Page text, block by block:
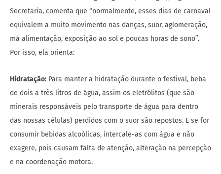
Secretaria, comenta que “normalmente, esses dias de carnaval
equivalem a muito movimento nas danças, suor, aglomeração,
má alimentação, exposição ao sol e poucas horas de sono”.
Por isso, ela orienta:
Hidratação: Para manter a hidratação durante o festival, beba
de dois a três litros de água, assim os eletrólitos (que são
minerais responsáveis pelo transporte de água para dentro
das nossas células) perdidos com o suor são repostos. E se for
consumir bebidas alcoólicas, intercale-as com água e não
exagere, pois causam falta de atenção, alteração na percepção
e na coordenação motora.